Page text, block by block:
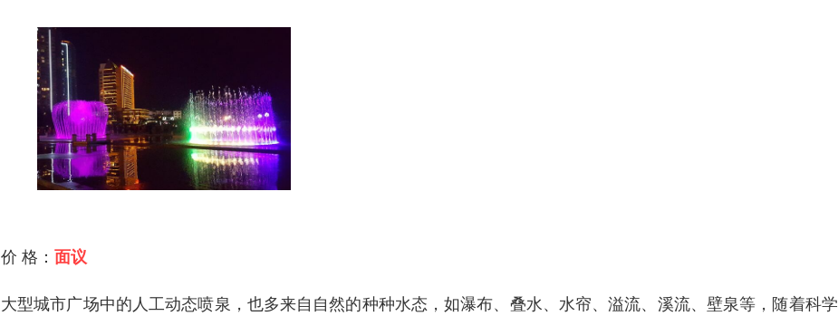
价 格： 面议
大型城市广场中的人工动态喷泉，也多来自自然的种种水态，如瀑布、叠水、水帘、溢流、溪流、壁泉等，随着科